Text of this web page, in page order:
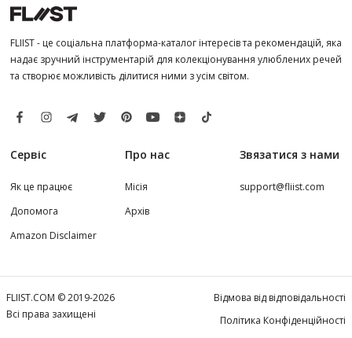
FLIIST - це соціальна платформа-каталог інтересів та рекомендацій, яка
надає зручний інструментарій для колекціонування улюблених речей
та створює можливість ділитися ними з усім світом.
Сервіс
Як це працює
Допомога
Amazon Disclaimer
Про нас
Місія
Архів
Звязатися з нами
support@fliist.com
FLIIST.COM © 2019-2026
Всі права захищені
Відмова від відповідальності
Політика Конфіденційності